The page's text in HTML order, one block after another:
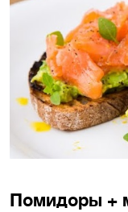
Помидоры +